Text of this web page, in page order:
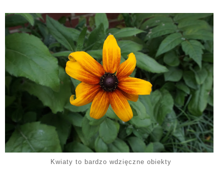
Kwiaty to bardzo wdzięczne obiekty